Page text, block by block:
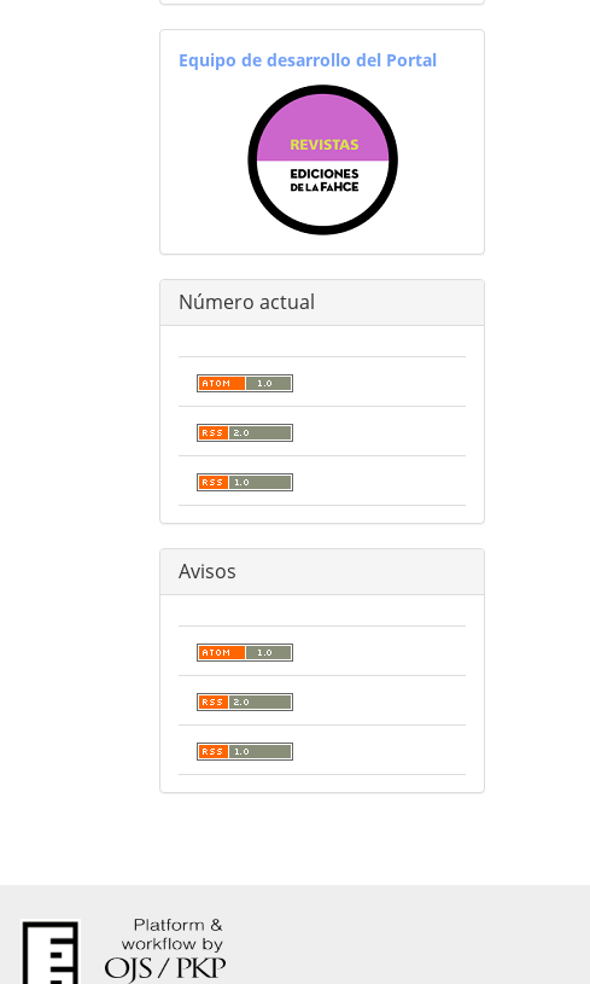
equiporevistas
Equipo de desarrollo del Portal
Número actual
Avisos